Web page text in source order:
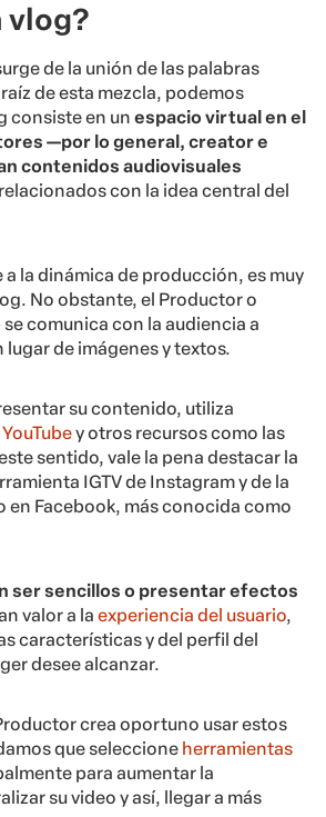
vlog?
de la unión de las palabras
raíz de esta mezcla, podemos
consiste en un espacio virtual en el
—por lo general, creator e
contenidos audiovisuales
con la idea central del
la dinámica de producción, es muy
No obstante, el Productor o
se comunica con la audiencia a
lugar de imágenes y textos.
su contenido, utiliza
YouTubey otros recursos como las
sentido, vale la pena destacar la
IGTV de Instagram y de la
en Facebook, más conocida como
ser sencillos o presentar efectos
valor a la experiencia del usuario,
características y del perfil del
desee alcanzar.
crea oportuno usar estos
que seleccione herramientas
para aumentar la
su video y así, llegar a más